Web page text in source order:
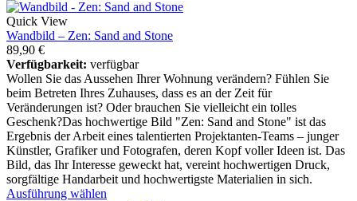
Quick View
Wandbild – Zen: Sand and Stone
89,90 €
Verfügbarkeit: verfügbar
Wollen Sie das Aussehen Ihrer Wohnung verändern? Fühlen Sie
beim Betreten Ihres Zuhauses, dass es an der Zeit für
Veränderungen ist? Oder brauchen Sie vielleicht ein tolles
Geschenk?Das hochwertige Bild "Zen: Sand and Stone" ist das
Ergebnis der Arbeit eines talentierten Projektanten-Teams – junger
Künstler, Grafiker und Fotografen, deren Kopf voller Ideen ist. Das
Bild, das Ihr Interesse geweckt hat, vereint hochwertigen Druck,
sorgfältige Handarbeit und hochwertigste Materialien in sich.
Ausführung wählen